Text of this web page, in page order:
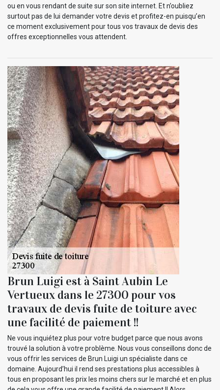
ou en vous rendant de suite sur son site internet. Et n’oubliez
surtout pas de lui demander votre devis et profitez-en puisqu’en
ce moment exclusivement pour tous vos travaux de devis des
offres exceptionnelles vous attendent.
Brun Luigi est à Saint Aubin Le
Vertueux dans le 27300 pour vos
travaux de devis fuite de toiture avec
une facilité de paiement !!
Ne vous inquiétez plus pour votre budget parce que nous avons
trouvé la solution à votre problème. Nous vous conseillons donc de
vous offrir les services de Brun Luigi un spécialiste dans ce
domaine. Aujourd’hui il rend ses prestations plus accessibles à
tous en proposant les prix les moins chers sur le marché et en plus